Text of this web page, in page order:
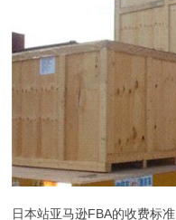
日本站亚马逊FBA的收费标准